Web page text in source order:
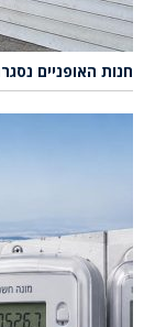
חנות האופניים